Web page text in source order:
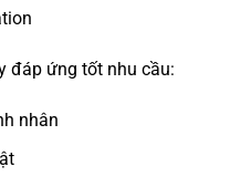
đáp ứng tốt nhu cầu:
nhân